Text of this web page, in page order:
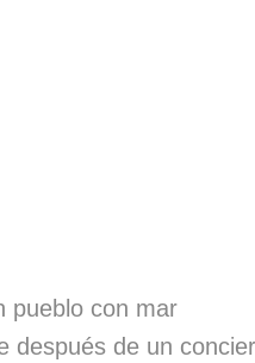
pueblo con mar
después de un